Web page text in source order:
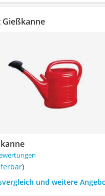
Gießkanne
)
und weitere